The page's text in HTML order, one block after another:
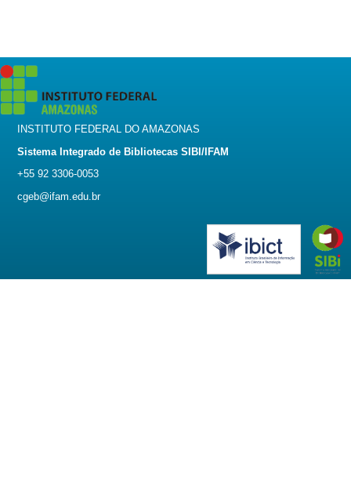
INSTITUTO FEDERAL DO AMAZONAS
Sistema Integrado de Bibliotecas SIBI/IFAM
+55 92 3306-0053
cgeb@ifam.edu.br